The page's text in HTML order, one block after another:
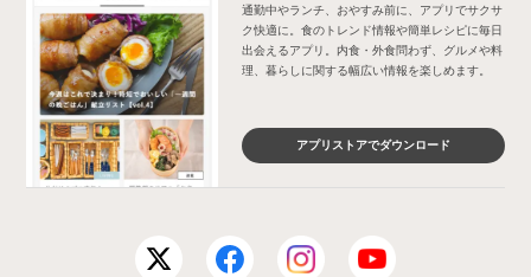
通勤中やランチ、おやすみ前に、アプリでサクサ
ク快適に。食のトレンド情報や簡単レシピに毎日
出会えるアプリ。内食・外食問わず、グルメや料
理、暮らしに関する幅広い情報を楽しめます。
アプリストアでダウンロード